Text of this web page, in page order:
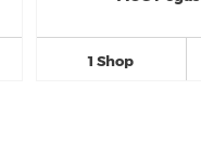
1 Shop